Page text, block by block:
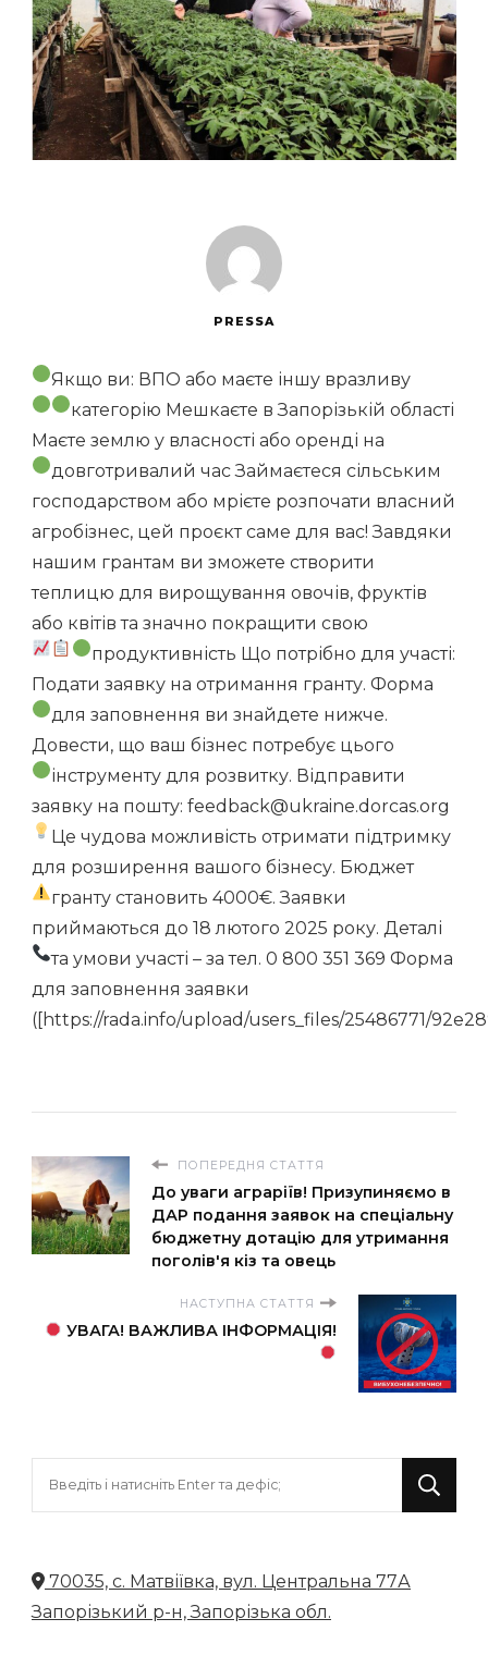
PRESSA
Якщо ви: ВПО або маєте іншу вразливу
категорію Мешкаєте в Запорізькій області
Маєте землю у власності або оренді на
довготривалий часЗаймаєтеся сільським
господарством або мрієте розпочати власний
агробізнес, цей проєкт саме для вас! Завдяки
нашим грантам ви зможете створити
теплицю для вирощування овочів, фруктів
або квітів та значно покращити свою
продуктивність Що потрібно для участі:
Подати заявку на отримання гранту. Форма
для заповнення ви знайдете нижче.
Довести, що ваш бізнес потребує цього
інструменту для розвитку. Відправити
заявку на пошту: feedback@ukraine.dorcas.org
Це чудова можливість отримати підтримку
для розширення вашого бізнесу. Бюджет
гранту становить 4000€.Заявки
приймаються до 18 лютого 2025 року. Деталі
та умови участі – за тел. 0 800 351 369Форма
для заповнення заявки
([https://rada.info/upload/users_files/25486771/
ПОПЕРЕДНЯ СТАТТЯ
До уваги аграріїв! Призупиняємо в
ДАР подання заявок на спеціальну
бюджетну дотацію для утримання
поголів'я кіз та овець
НАСТУПНА СТАТТЯ
УВАГА! ВАЖЛИВА ІНФОРМАЦІЯ!
70035, с. Матвіївка, вул. Центральна 77А
Запорізький р-н, Запорізька обл.